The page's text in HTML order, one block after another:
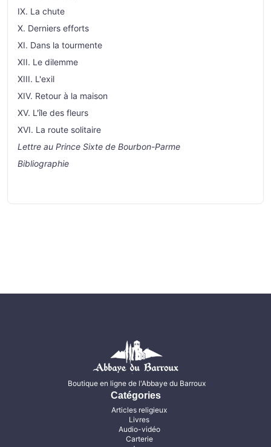
IX. La chute
X. Derniers efforts
XI. Dans la tourmente
XII. Le dilemme
XIII. L'exil
XIV. Retour à la maison
XV. L'île des fleurs
XVI. La route solitaire
Lettre au Prince Sixte de Bourbon-Parme
Bibliographie
Boutique en ligne de l'Abbaye du Barroux
Catégories
Articles religieux
Livres
Audio-vidéo
Carterie